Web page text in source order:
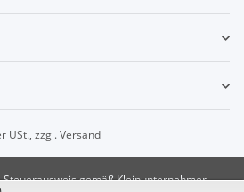
USt., zzgl.Versand
Steuerausweis gemäß Kleinunternehmer-